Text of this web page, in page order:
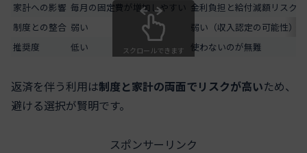
家計への影響 毎月の固定費が増加しやすい 金利負担と給付減額リスク
制度との整合 弱い 弱い（収入認定の可能性）
推奨度
低い 使わないのが無難
スクロールできます
返済を伴う利用は制度と家計の両面でリスクが高いため、
避ける選択が賢明です。
スポンサーリンク